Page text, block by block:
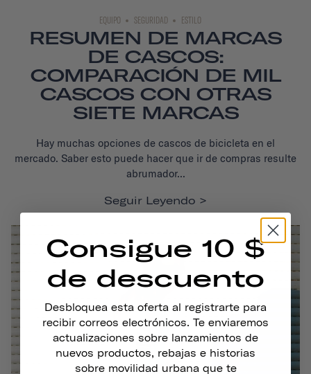
EQUIPO SEGURIDAD ESTILO
RESUMEN DE MARCAS
DE CASCOS:
COMPARACIÓN DE MIL
CASCOS CON OTRAS
SIETE MARCAS
Hay muchas opciones de cascos de bicicleta en el
mercado. Saber esto puede hacer que ir de compras resulte
abrumador...
Seguir Leyendo
Consigue 10 $
de descuento
Desbloquea esta oferta al registrarte para
recibir correos electrónicos. Te enviaremos
actualizaciones sobre lanzamientos de
nuevos productos, rebajas e historias
sobre movilidad urbana que te